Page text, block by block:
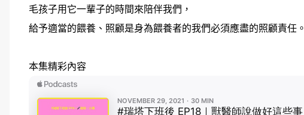
毛孩子用它一輩子的時間來陪伴我們，
給予適當的餵養、照顧是身為餵養者的我們必須應盡的照顧責任。
本集精彩內容